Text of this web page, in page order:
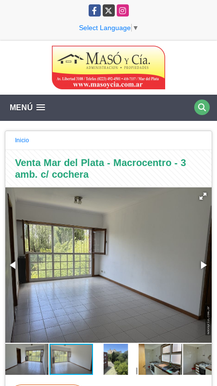
Facebook
X Instagram
Select Language ▼
MENÚ
Inicio
Venta Mar del Plata - Macrocentro - 3
amb. c/ cochera